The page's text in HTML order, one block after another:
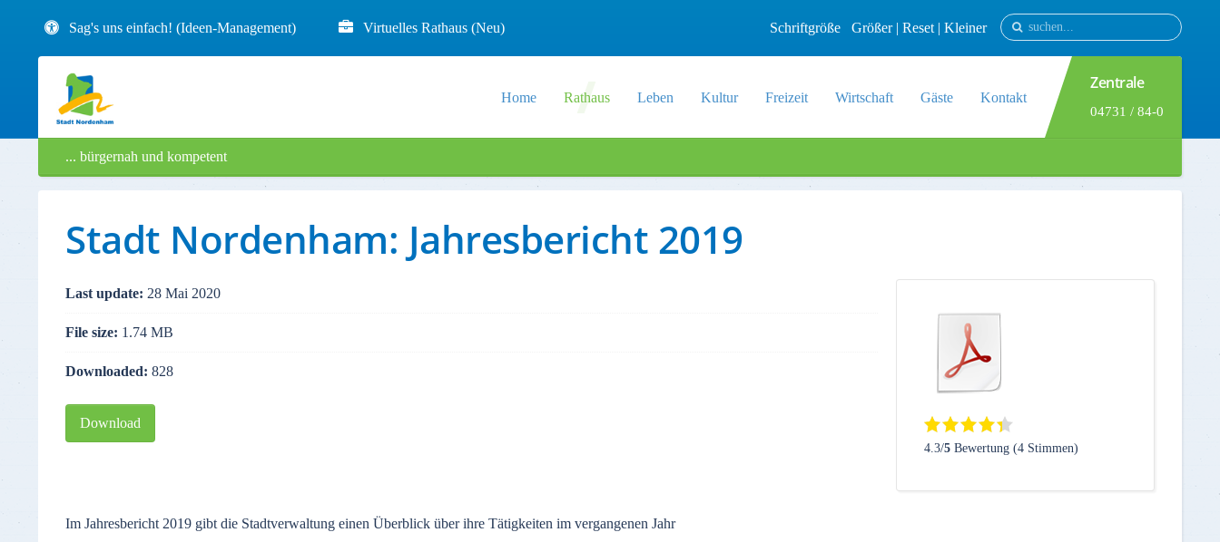
Sag's uns einfach! (Ideen-Management) Virtuelles Rathaus (Neu) Schriftgröße Größer| Reset | Kleiner
Home Rathaus Leben Kultur Freizeit Wirtschaft Gäste Kontakt
Zentrale
04731 / 84-0
... bürgernah und kompetent
Stadt Nordenham: Jahresbericht 2019
Last update: 28 Mai 2020
File size: 1.74 MB
Downloaded: 828
Download
4.3/5 Bewertung (4 Stimmen)
Im Jahresbericht 2019 gibt die Stadtverwaltung einen Überblick über ihre Tätigkeiten im vergangenen Jahr